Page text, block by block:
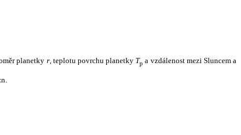
planetky r, teplotu povrchu planetky Tp a vzdálenost mezi Sluncem a